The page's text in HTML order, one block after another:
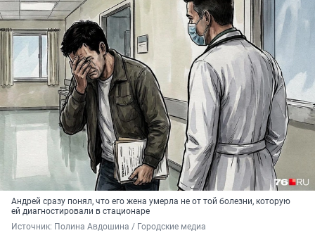
Андрей сразу понял, что его жена умерла не от той болезни, которую
ей диагностировали в стационаре
Источник: Полина Авдошина / Городские медиа